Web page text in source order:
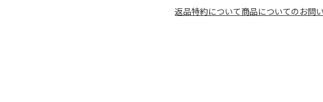
返品特約について商品についてのお問